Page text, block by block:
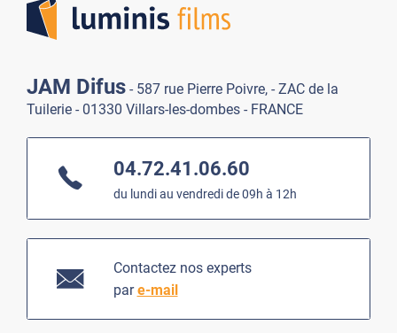
JAM Difus - 587 rue Pierre Poivre, - ZAC de la
Tuilerie - 01330 Villars-les-dombes - FRANCE
04.72.41.06.60
du lundi au vendredi de 09h à 12h
Contactez nos experts
pare-mail